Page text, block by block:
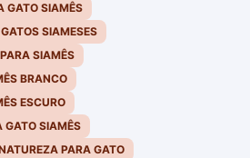
GATO SIAMÊS
SIAMESES
SIAMÊS
BRANCO
ESCURO
GATO SIAMÊS
PARA GATO